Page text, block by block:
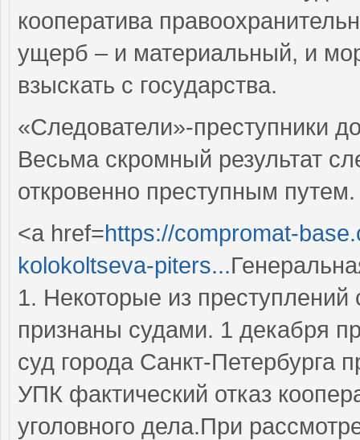
кооператива
ущерб – и материальный, и
взыскать с государства.
«Следователи»-преступники
Весьма скромный результат
откровенно преступным путем.
<a href=https://compromat-
kolokoltseva-piters...
1. Некоторые из
признаны судами. 1 декабря
суд города Санкт-
УПК фактический отказ
уголовного дела.При